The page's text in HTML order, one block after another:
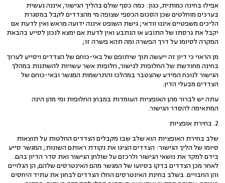
אפילו בחינה כמותית, כגון: כמה כסף שולם בהליך הגישור, איננה נעשית
בערכים מוחלטים שכן הסכום הכספי שצופה מי מהצדדים לקבל במסגרת
הליכים משפטיים איננו וודאי; גישת השופט איננה ידועה מראש ואין לדעת אם
יקבל את גרסתו של התובע או הנתבע ואין לדעת אם ימצא לנכון לסייע בהבאת
המקרה לסיומו על דרך הפשרה ומה תהא פשרה זו;
מן הראוי כי דיון זה ייעשה תוך שיתופם של באי-כוחם של הצדדים ויסייע לערוך
בחינה מחודשת של החלופות לגישור, חלופות אשר עשויות להשתנות במהלך
הגישור לנוכח המידע שהצטבר במהלכו והתרשמות המגשר ובאי-כוחם של
הצדדים מבעלי הדין.
עתה יש לברור מהן האופציות העומדות במבחן החלופות ומי מהן הינה
המתאימה להסדר הגישור.
2. בחירת אופציות
שלב בחירת האופציות הוא שלב שבו מקבלים הצדדים החלטות על תוצאות
סיומו של הליך הגישור: הצדדים הציגו את נקודת ראותם השונות; המגשר סייע
בידם למקד את נושאי הגישור ולרכזם על שולחן הגישור ואת סדר הדיון בהם.
לאחר מכן הצדדים בדקו בסיועו של המגשר מהם האינטרסים שלהם, הן הגלויים
והן החבויים. בשלב בחינת האינטרסים החלו הצדדים לבחון את עתיד היחסים